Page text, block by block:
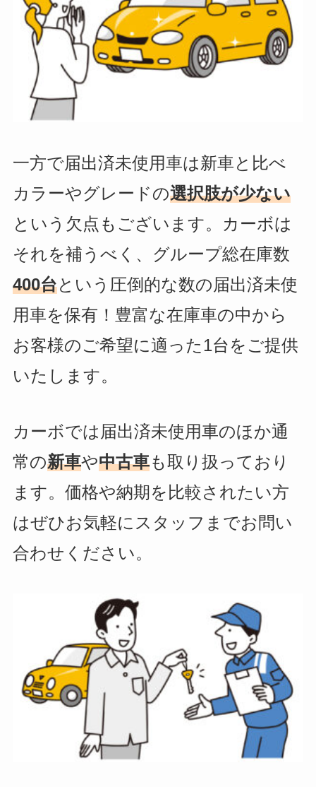
一方で届出済未使用車は新車と比べ
カラーやグレードの選択肢が少ない
という欠点もございます。カーボは
それを補うべく、グループ総在庫数
400台という圧倒的な数の届出済未使
用車を保有！豊富な在庫車の中から
お客様のご希望に適った1台をご提供
いたします。
カーボでは届出済未使用車のほか通
常の新車や中古車も取り扱っており
ます。価格や納期を比較されたい方
はぜひお気軽にスタッフまでお問い
合わせください。